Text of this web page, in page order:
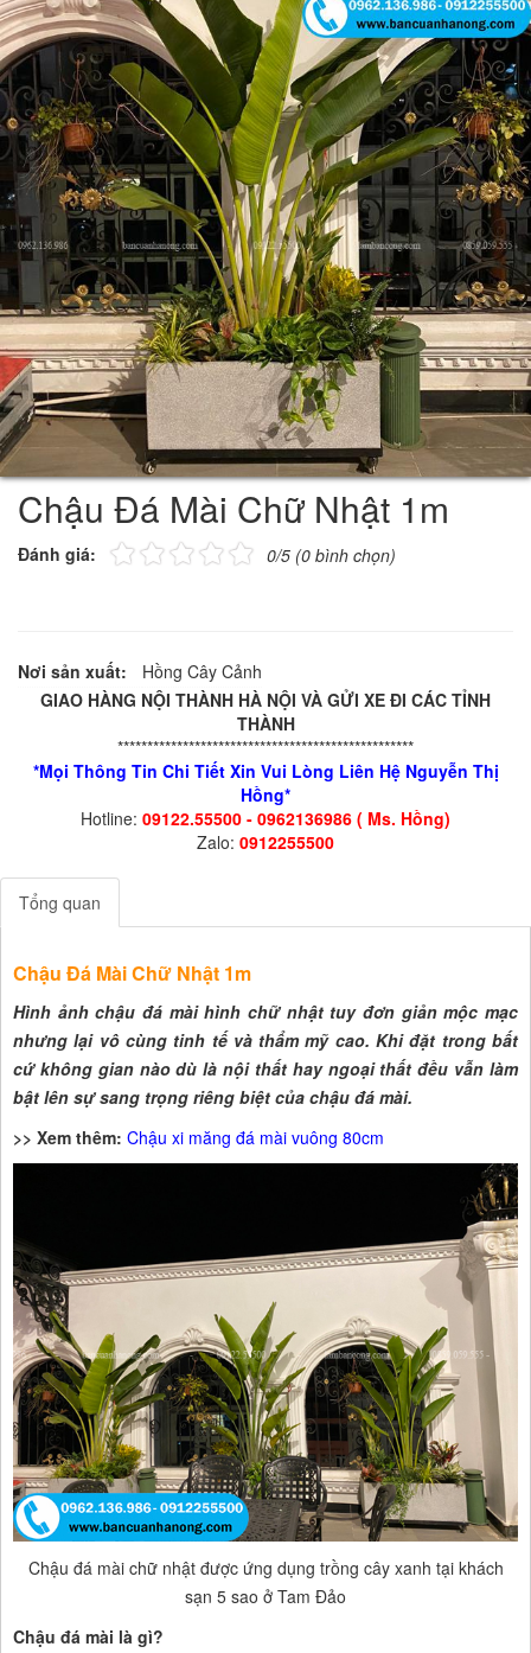
Chậu Đá Mài Chữ Nhật 1m
Đánh giá: 0/5 (0 bình chọn)
Nơi sản xuất:
Hồng Cây Cảnh
GIAO HÀNG NỘI THÀNH HÀ NỘI VÀ GỬI XE ĐI CÁC TỈNH
THÀNH
**************************************************
*Mọi Thông Tin Chi Tiết Xin Vui Lòng Liên Hệ Nguyễn Thị
Hồng*
Hotline: 09122.55500 - 0962136986 ( Ms. Hồng)
Zalo: 0912255500
Tổng quan
Chậu Đá Mài Chữ Nhật 1m
Hình ảnh chậu đá mài hình chữ nhật tuy đơn giản mộc mạc
nhưng lại vô cùng tinh tế và thẩm mỹ cao. Khi đặt trong bất
cứ không gian nào dù là nội thất hay ngoại thất đều vẫn làm
bật lên sự sang trọng riêng biệt của chậu đá mài.
>> Xem thêm: Chậu xi măng đá mài vuông 80cm
Chậu đá mài chữ nhật được ứng dụng trồng cây xanh tại khách
sạn 5 sao ở Tam Đảo
Chậu đá mài là gì?